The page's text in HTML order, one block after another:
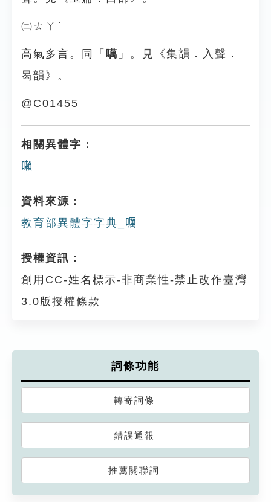
㈡ㄊㄚˋ
高氣多言。同「 噧 」。見《集韻．入聲．
曷韻》。
@C01455
相關異體字：
𡃤
資料來源：
教育部異體字字典_𡂖
授權資訊：
創用CC-姓名標示-非商業性-禁止改作臺灣
3.0版授權條款
詞條功能
轉寄詞條
錯誤通報
推薦關聯詞